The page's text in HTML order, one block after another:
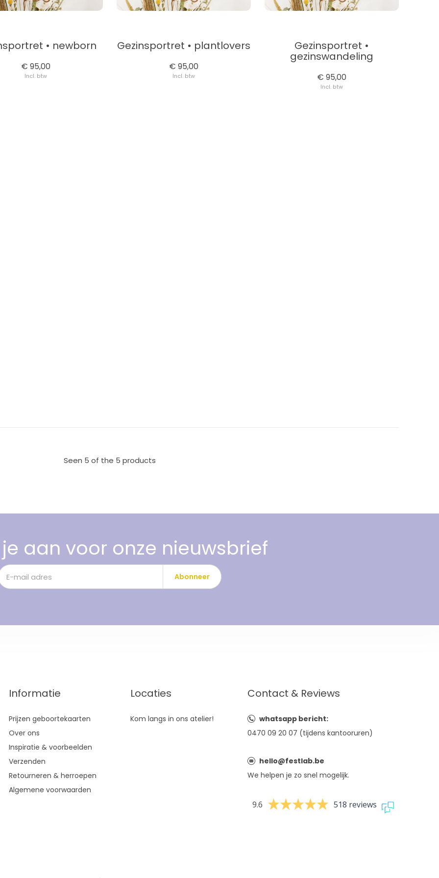
• newborn
€ 95,00
Incl. btw
Gezinsportret • plantlovers
€ 95,00
Incl. btw
Gezinsportret •
gezinswandeling
€ 95,00
Incl. btw
Seen 5 of the 5 products
aan voor onze nieuwsbrief
Abonneer
Informatie
Prijzen geboortekaarten
Over ons
Inspiratie & voorbeelden
Verzenden
Retourneren & herroepen
Algemene voorwaarden
Locaties
Kom langs in ons atelier!
Contact & Reviews
whatsapp bericht:
0470 09 20 07 (tijdens kantooruren)
hello@festlab.be
We helpen je zo snel mogelijk.
9.6 518 reviews